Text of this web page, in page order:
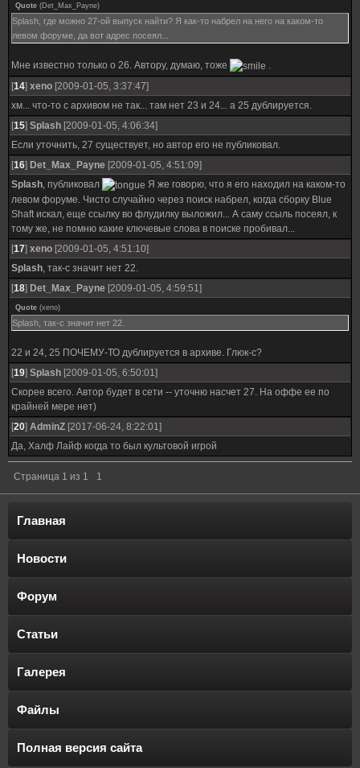
Quote (Det_Max_Payne)
Splash, где можно 27-ой выпуск найти? Я как-то набрел на него на каком-то
левом форуме, да вот адрес посеял...
Мне известно только о 26. Автору, думаю, тоже
.
[14] xeno [2009-01-05, 3:37:47]
хм... что-то с архивом не так... там нет 23 и 24... а 25 дублируется.
[15] Splash [2009-01-05, 4:06:34]
Если уточнить, 27 существует, но автор его не публиковал.
[16] Det_Max_Payne [2009-01-05, 4:51:09]
Splash, публиковал
Я же говорю, что я его находил на каком-то
левом форуме. Чисто случайно через поиск набрел, когда сборку Blue
Shaft искал, еще ссылку во флудилку выложил... А саму ссыль посеял, к
тому же, не помню какие ключевые слова в поиске пробивал...
[17] xeno [2009-01-05, 4:51:10]
Splash, так-с значит нет 22.
[18] Det_Max_Payne [2009-01-05, 4:59:51]
Quote (xeno)
Splash, так-с значит нет 22.
22 и 24, 25 ПОЧЕМУ-ТО дублируется в архиве. Глюк-с?
[19] Splash [2009-01-05, 6:50:01]
Скорее всего. Автор будет в сети -- уточню насчет 27. На оффе ее по
крайней мере нет)
[20] AdminZ [2017-06-24, 8:22:01]
Да, Халф Лайф когда то был культовой игрой
Страница 1 из 1 1
Главная
Новости
Форум
Статьи
Галерея
Файлы
Полная версия сайта